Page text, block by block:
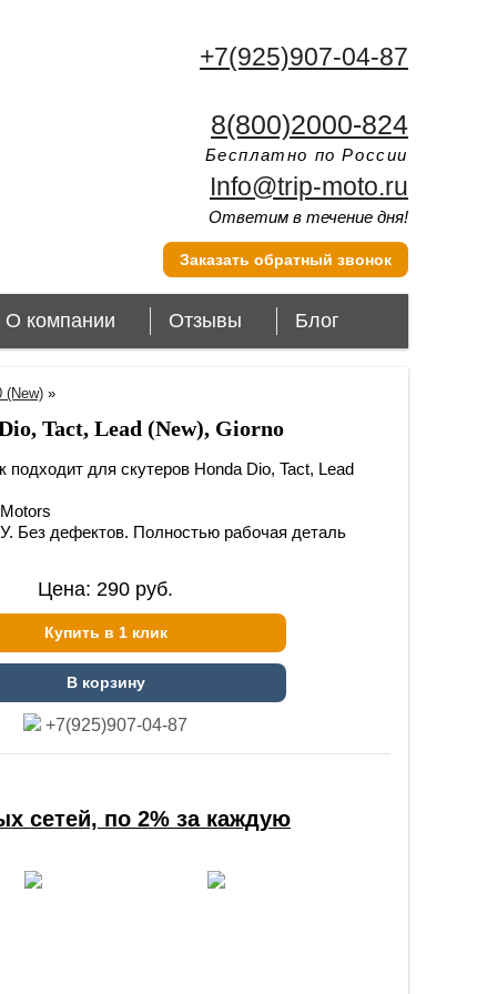
+7(925)907-04-87
8(800)2000-824
Бесплатно по России
Info@trip-moto.ru
Ответим в течение дня!
Заказать обратный звонок
О компании Отзывы Блог
(New) »
Tact, Lead (New), Giorno
подходит для скутеров Honda Dio, Tact, Lead
Без дефектов. Полностью рабочая деталь
Цена: 290 руб.
Купить в 1 клик
В корзину
+7(925)907-04-87
сетей, по 2% за каждую